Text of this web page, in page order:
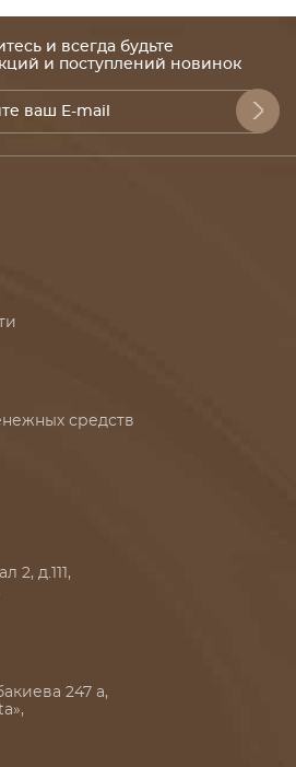
и всегда будьте
и поступлений новинок
средств
2, д.111,
247 а,